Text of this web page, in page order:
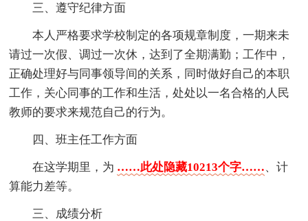
三、遵守纪律方面
本人严格要求学校制定的各项规章制度，一期来未
请过一次假、调过一次休，达到了全期满勤；工作中，
正确处理好与同事领导间的关系，同时做好自己的本职
工作，关心同事的工作和生活，处处以一名合格的人民
教师的要求来规范自己的行为。
四、班主任工作方面
在这学期里，为 ……此处隐藏10213个字……、计
算能力差等。
三、成绩分析